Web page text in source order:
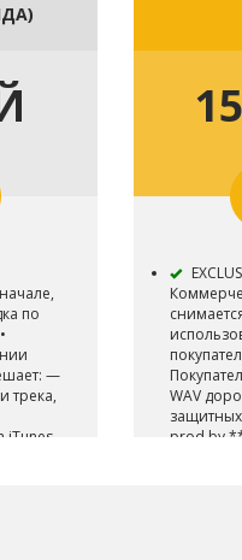
по
—
трека,
WAV
защитных
prod by